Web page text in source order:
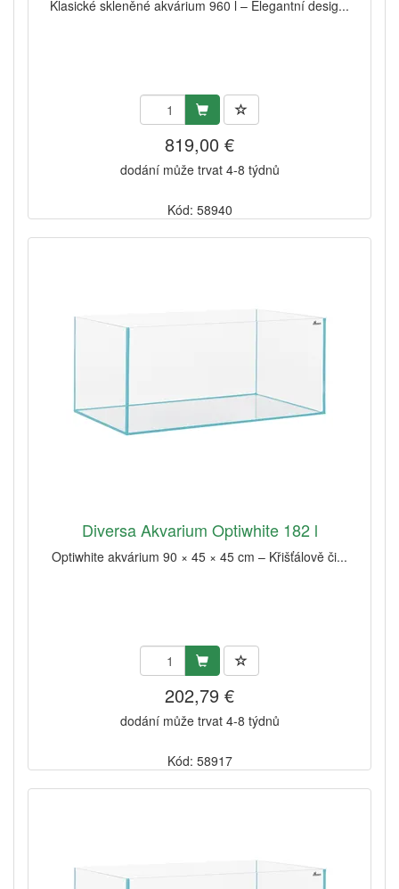
Klasické skleněné akvárium 960 l – Elegantní desig...
819,00 €
dodání může trvat 4-8 týdnů
Kód: 58940
Diversa Akvarium Optiwhite 182 l
Optiwhite akvárium 90 × 45 × 45 cm – Křišťálově či...
202,79 €
dodání může trvat 4-8 týdnů
Kód: 58917